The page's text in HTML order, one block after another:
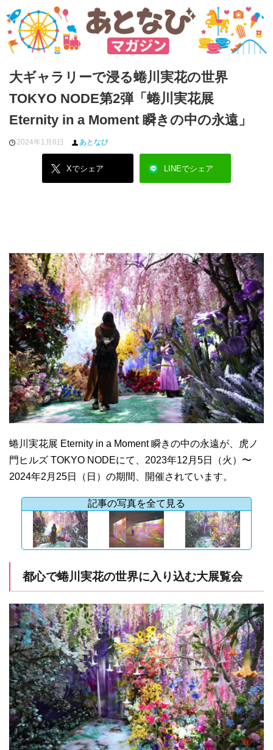
大ギャラリーで浸る蜷川実花の世界
TOKYO NODE第2弾「蜷川実花展
Eternity in a Moment 瞬きの中の永遠」
2024年1月6日 あとなび
Xでシェア LINEでシェア
蜷川実花展 Eternity in a Moment 瞬きの中の永遠が、虎ノ
門ヒルズ TOKYO NODEにて、2023年12月5日（火）〜
2024年2月25日（日）の期間、開催されています。
記事の写真を全て見る
都心で蜷川実花の世界に入り込む大展覧会